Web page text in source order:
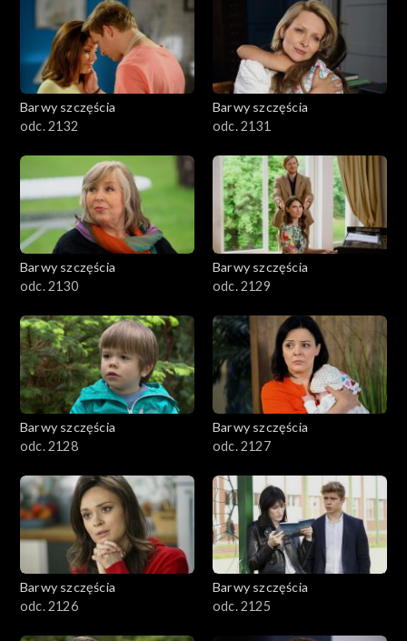
Barwy szczęścia
odc. 2132
Barwy szczęścia
odc. 2131
Barwy szczęścia
odc. 2130
Barwy szczęścia
odc. 2129
Barwy szczęścia
odc. 2128
Barwy szczęścia
odc. 2127
Barwy szczęścia
odc. 2126
Barwy szczęścia
odc. 2125